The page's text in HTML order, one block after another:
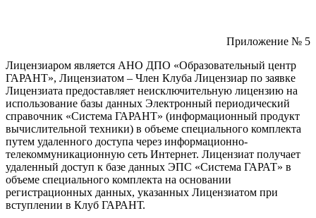
Приложение № 5
Лицензиаром является АНО ДПО «Образовательный центр
ГАРАНТ», Лицензиатом – Член Клуба Лицензиар по заявке
Лицензиата предоставляет неисключительную лицензию на
использование базы данных Электронный периодический
справочник «Система ГАРАНТ» (информационный продукт
вычислительной техники) в объеме специального комплекта
путем удаленного доступа через информационно-
телекоммуникационную сеть Интернет. Лицензиат получает
удаленный доступ к базе данных ЭПС «Система ГАРАТ» в
объеме специального комплекта на основании
регистрационных данных, указанных Лицензиатом при
вступлении в Клуб ГАРАНТ.